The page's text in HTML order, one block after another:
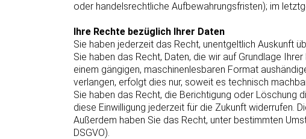
oder handelsrechtliche Aufbewahrungsfristen); im
Ihre Rechte bezüglich Ihrer Daten
Sie haben jederzeit das Recht, unentgeltlich Auskunft
Sie haben das Recht, Daten, die wir auf Grundlage
einem gängigen, maschinenlesbaren Format
verlangen, erfolgt dies nur, soweit es technisch
Sie haben das Recht, die Berichtigung oder Löschung
diese Einwilligung jederzeit für die Zukunft widerrufen.
Außerdem haben Sie das Recht, unter bestimmten
DSGVO).